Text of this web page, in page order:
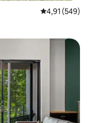
Évaluation
4,91 (549)